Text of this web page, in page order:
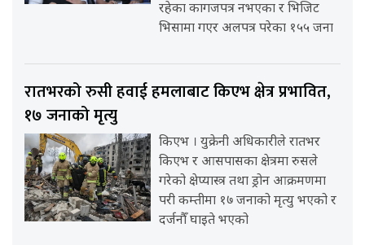
रहेका कागजपत्र नभएका र भिजिट
भिसामा गएर अलपत्र परेका १५५ जना
रातभरको रुसी हवाई हमलाबाट किएभ क्षेत्र प्रभावित,
१७ जनाको मृत्यु
किएभ । युक्रेनी अधिकारीले रातभर
किएभ र आसपासका क्षेत्रमा रुसले
गरेको क्षेप्यास्त्र तथा ड्रोन आक्रमणमा
परी कम्तीमा १७ जनाको मृत्यु भएको र
दर्जनौँ घाइते भएको